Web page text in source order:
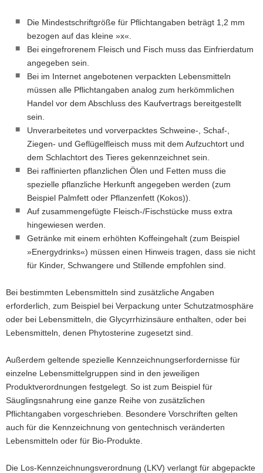
Die Mindestschriftgröße für Pflichtangaben beträgt 1,2 mm
bezogen auf das kleine »x«.
Bei eingefrorenem Fleisch und Fisch muss das Einfrierdatum
angegeben sein.
Bei im Internet angebotenen verpackten Lebensmitteln
müssen alle Pflichtangaben analog zum herkömmlichen
Handel vor dem Abschluss des Kaufvertrags bereitgestellt
sein.
Unverarbeitetes und vorverpacktes Schweine-, Schaf-,
Ziegen- und Geflügelfleisch muss mit dem Aufzuchtort und
dem Schlachtort des Tieres gekennzeichnet sein.
Bei raffinierten pflanzlichen Ölen und Fetten muss die
spezielle pflanzliche Herkunft angegeben werden (zum
Beispiel Palmfett oder Pflanzenfett (Kokos)).
Auf zusammengefügte Fleisch-/Fischstücke muss extra
hingewiesen werden.
Getränke mit einem erhöhten Koffeingehalt (zum Beispiel
»Energydrinks«) müssen einen Hinweis tragen, dass sie nicht
für Kinder, Schwangere und Stillende empfohlen sind.
Bei bestimmten Lebensmitteln sind zusätzliche Angaben
erforderlich, zum Beispiel bei Verpackung unter Schutzatmosphäre
oder bei Lebensmitteln, die Glycyrrhizinsäure enthalten, oder bei
Lebensmitteln, denen Phytosterine zugesetzt sind.
Außerdem geltende spezielle Kennzeichnungserfordernisse für
einzelne Lebensmittelgruppen sind in den jeweiligen
Produktverordnungen festgelegt. So ist zum Beispiel für
Säuglingsnahrung eine ganze Reihe von zusätzlichen
Pflichtangaben vorgeschrieben. Besondere Vorschriften gelten
auch für die Kennzeichnung von gentechnisch veränderten
Lebensmitteln oder für Bio-Produkte.
Die Los-Kennzeichnungsverordnung (LKV) verlangt für abgepackte